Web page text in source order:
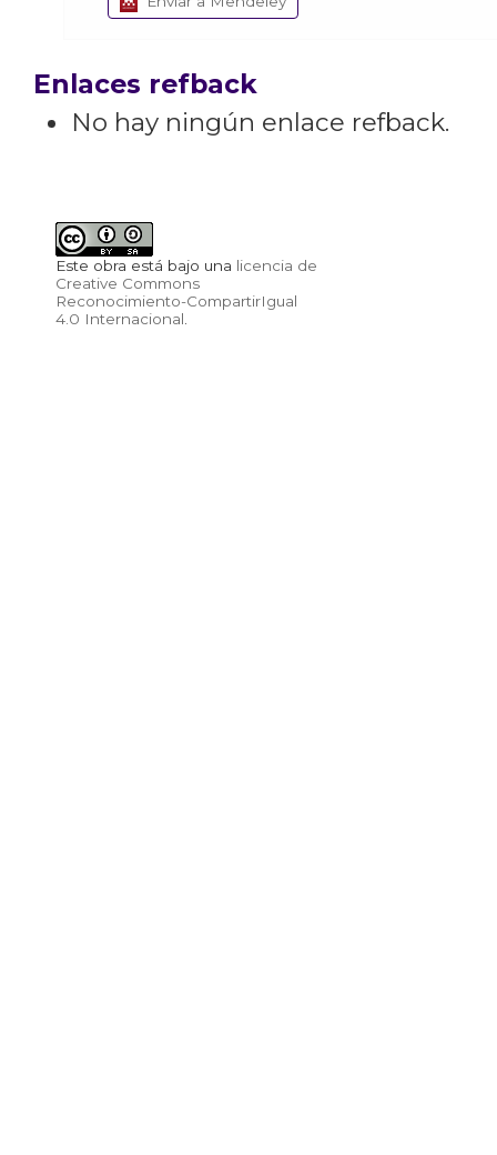
Enlaces refback
No hay ningún enlace refback.
Este obra está bajo una licencia de
Creative Commons
Reconocimiento-CompartirIgual
4.0 Internacional